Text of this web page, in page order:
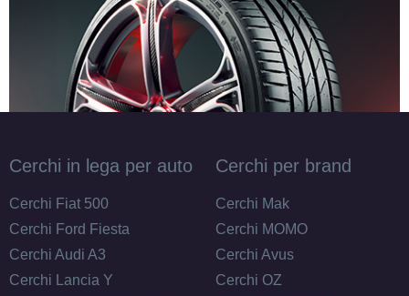
Cerchi in lega per auto
Cerchi Fiat 500
Cerchi Ford Fiesta
Cerchi Audi A3
Cerchi Lancia Y
Cerchi per brand
Cerchi Mak
Cerchi MOMO
Cerchi Avus
Cerchi OZ